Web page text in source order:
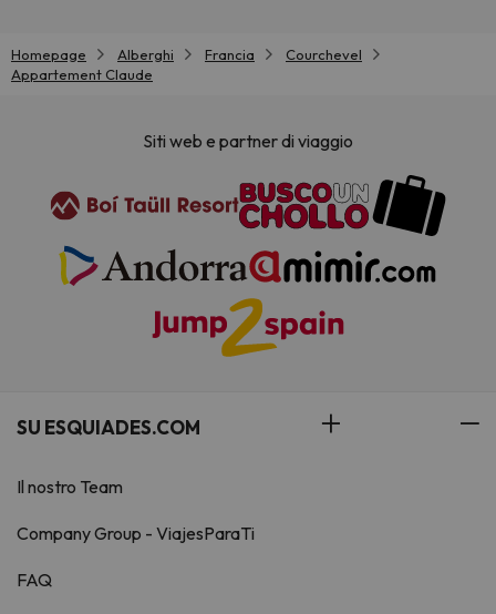
Homepage Alberghi Francia
Courchevel
Appartement Claude
Siti web e partner di viaggio
SU ESQUIADES.COM
Il nostro Team
Company Group - ViajesParaTi
FAQ